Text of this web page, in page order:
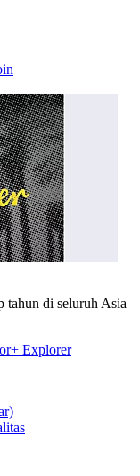
tahun di seluruh Asia
Explorer